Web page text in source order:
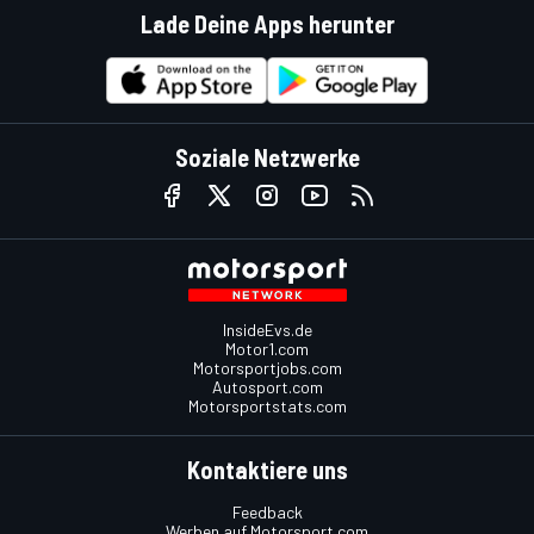
Lade Deine Apps herunter
Soziale Netzwerke
InsideEvs.de
Motor1.com
Motorsportjobs.com
Autosport.com
Motorsportstats.com
Kontaktiere uns
Feedback